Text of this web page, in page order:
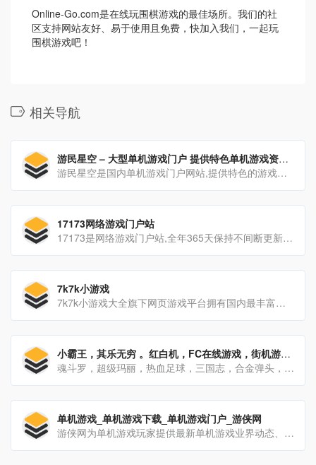
Online-Go.com是在线玩围棋游戏的最佳场所。我们的社
区支持网站友好、易于使用且免费，快加入我们，一起玩
围棋游戏吧！
相关导航
游民星空 – 大型单机游戏门户 提供特色单机游戏资讯、下载
游民星空是国内单机游戏门户网站,提供特色的游戏资讯,大量游戏攻略,经验,评测文章,以及热门游戏资料专题
17173网络游戏门户站
17173是网络游戏门户站,全年365天保持不间断更新,您可以在这里获得专业的游戏新闻资讯,完善的游戏攻略专区,人气游戏论坛以及游戏测试账号等,是游戏玩家首选网络游戏资讯门户网站。
7k7k小游戏
7k7k小游戏大全旗下网页游戏平台拥有国内最丰富的网页游戏大全,提供最新的网页游戏排行榜,好玩的网页游戏,网页游戏开服表,7k7k网页游戏汇聚了最新,最热门的角色扮演,神仙道,弹弹堂,盛世三国等精品网页游戏
小霸王，其乐无穷 。红白机，FC在线游戏，街机游戏，街机在线
魂斗罗，超级玛丽，热血足球，三国志，合金弹头，拳皇。这些小时候的回忆，黑白电视机前玩着小霸王游戏机的那种感觉令人怀念，希望大家可以找回童年的快乐
单机游戏_单机游戏下载_单机游戏门户_游侠网
游侠网为单机游戏玩家提供最新单机游戏业界动态、国内外单机游戏下载、单机游戏补丁、单机游戏攻略秘籍、单机游戏专题等内容。坚守单机阵地，弘扬单机文化！